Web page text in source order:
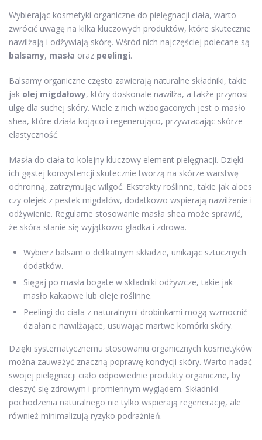
Wybierając kosmetyki organiczne do pielęgnacji ciała, warto
zwrócić uwagę na kilka kluczowych produktów, które skutecznie
nawilżają i odżywiają skórę. Wśród nich najczęściej polecane są
balsamy, masła oraz peelingi.
Balsamy organiczne często zawierają naturalne składniki, takie
jak olej migdałowy, który doskonale nawilża, a także przynosi
ulgę dla suchej skóry. Wiele z nich wzbogaconych jest o masło
shea, które działa kojąco i regenerująco, przywracając skórze
elastyczność.
Masła do ciała to kolejny kluczowy element pielęgnacji. Dzięki
ich gęstej konsystencji skutecznie tworzą na skórze warstwę
ochronną, zatrzymując wilgoć. Ekstrakty roślinne, takie jak aloes
czy olejek z pestek migdałów, dodatkowo wspierają nawilżenie i
odżywienie. Regularne stosowanie masła shea może sprawić,
że skóra stanie się wyjątkowo gładka i zdrowa.
Wybierz balsam o delikatnym składzie, unikając sztucznych
dodatków.
Sięgaj po masła bogate w składniki odżywcze, takie jak
masło kakaowe lub oleje roślinne.
Peelingi do ciała z naturalnymi drobinkami mogą wzmocnić
działanie nawilżające, usuwając martwe komórki skóry.
Dzięki systematycznemu stosowaniu organicznych kosmetyków
można zauważyć znaczną poprawę kondycji skóry. Warto nadać
swojej pielęgnacji ciało odpowiednie produkty organiczne, by
cieszyć się zdrowym i promiennym wyglądem. Składniki
pochodzenia naturalnego nie tylko wspierają regenerację, ale
również minimalizują ryzyko podrażnień.